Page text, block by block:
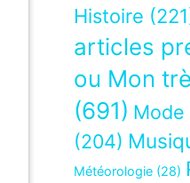
Histoire
articles
ou Mon
(691)
(204)
Météorologie (28)